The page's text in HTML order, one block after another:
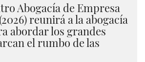
Abogacía de Empresa
reunirá a la abogacía
abordar los grandes
el rumbo de las